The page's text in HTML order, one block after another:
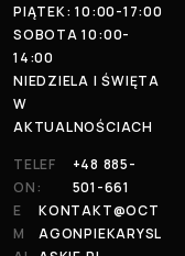
PIĄTEK: 10:00-17:00
SOBOTA 10:00-
14:00
NIEDZIELA I ŚWIĘTA
W
AKTUALNOŚCIACH
TELEF
ON:
+48 885-
501-661
E
M
KONTAKT@OCT
AGONPIEKARYSL